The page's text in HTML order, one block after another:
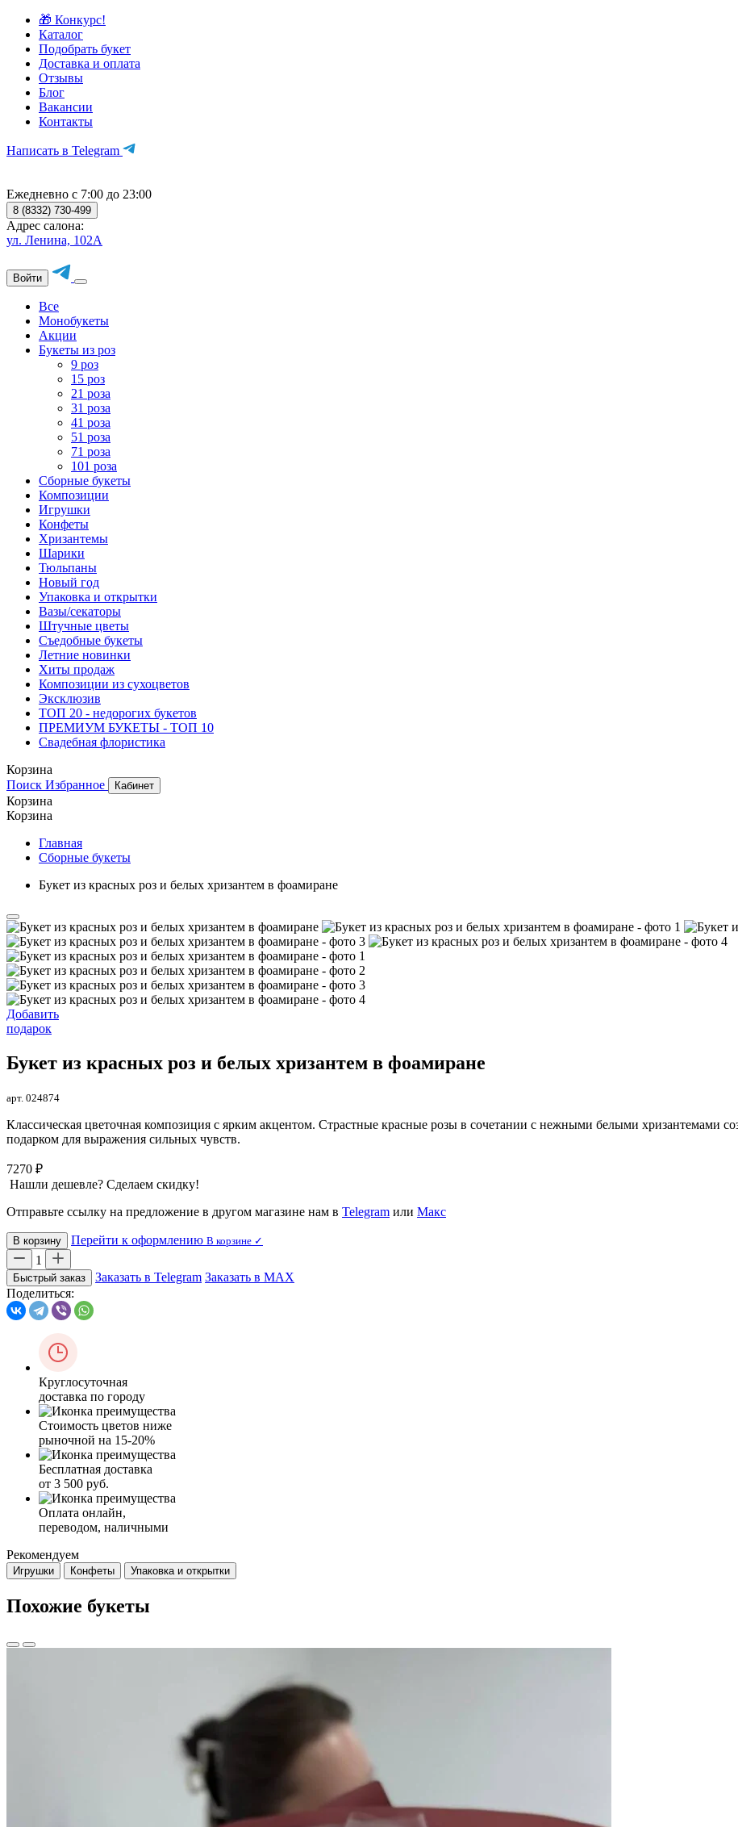
🎁 Конкурс!
Каталог
Подобрать букет
Доставка и оплата
Отзывы
Блог
Вакансии
Контакты
Написать в Telegram
Ежедневно с 7:00 до 23:00
8 (8332) 730-499
Адрес салона:
ул. Ленина, 102А
Войти
Все
Монобукеты
Акции
Букеты из роз
9 роз
15 роз
21 роза
31 роза
41 роза
51 роза
71 роза
101 роза
Сборные букеты
Композиции
Игрушки
Конфеты
Хризантемы
Шарики
Тюльпаны
Новый год
Упаковка и открытки
Вазы/секаторы
Штучные цветы
Съедобные букеты
Летние новинки
Хиты продаж
Композиции из сухоцветов
Эксклюзив
ТОП 20 - недорогих букетов
ПРЕМИУМ БУКЕТЫ - ТОП 10
Свадебная флористика
Корзина
Поиск Избранное Кабинет
Корзина
Корзина
Главная
Сборные букеты
Букет из красных роз и белых хризантем в фоамиране
Добавить
подарок
Букет из красных роз и белых хризантем в фоамиране
арт. 024874
Классическая цветочная композиция с ярким акцентом. Страстные красные розы в сочетании с нежными белыми хризантемами
подарком для выражения сильных чувств.
7270 ₽
Нашли дешевле? Сделаем скидку!
Отправьте ссылку на предложение в другом магазине нам в Telegram или Макс
В корзину Перейти к оформлению В корзине ✓
1
Быстрый заказ Заказать в Telegram Заказать в MAX
Поделиться:
Круглосуточная
доставка по городу
Стоимость цветов ниже
рыночной на 15-20%
Бесплатная доставка
от 3 500 руб.
Оплата онлайн,
переводом, наличными
Рекомендуем
Игрушки Конфеты Упаковка и открытки
Похожие букеты